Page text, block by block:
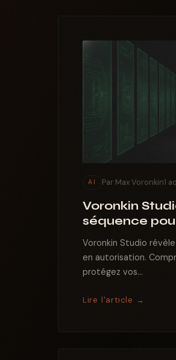
AI Par Max Voronkin1
Voronkin
séquence
Voronkin Studio
en autorisation.
protégez vos...
Lire l'article →